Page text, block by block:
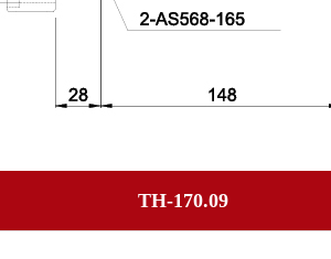
TH-170.09